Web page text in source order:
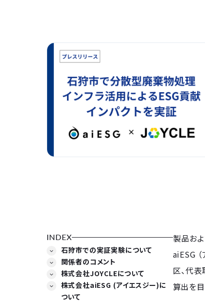
INDEX
石狩市での実証実験について
関係者のコメント
株式会社JOYCLEについて
株式会社aiESG (アイエスジー)に
ついて
製品お
aiESG
区、代
算出を